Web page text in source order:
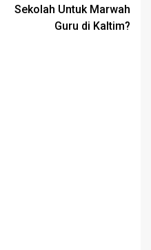
Sekolah Untuk Marwah
Guru di Kaltim?